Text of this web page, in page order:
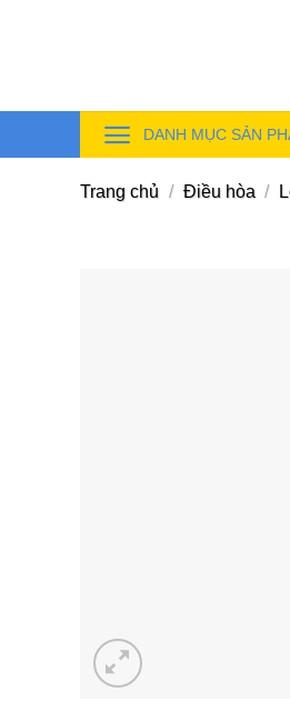
DANH MỤC SẢN
Trang chủ / Điều hòa /